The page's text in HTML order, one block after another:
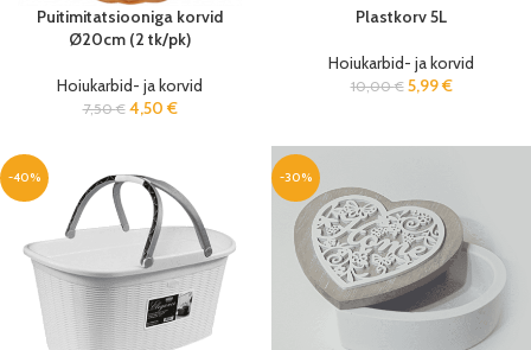
Puitimitatsiooniga korvid
Ø20cm (2 tk/pk)
Hoiukarbid- ja korvid
7,50€ 4,50 €
Plastkorv 5L
Hoiukarbid- ja korvid
10,00€ 5,99€
-40% -30%